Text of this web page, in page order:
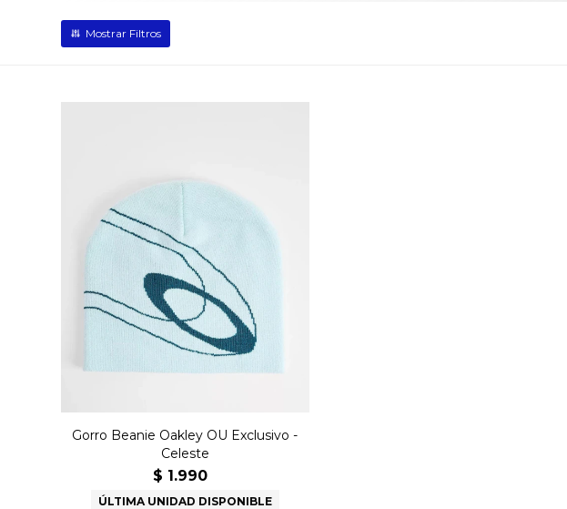
Gorro Beanie Oakley OU Exclusivo -
Celeste
$ 1.990
ÚLTIMA UNIDAD DISPONIBLE